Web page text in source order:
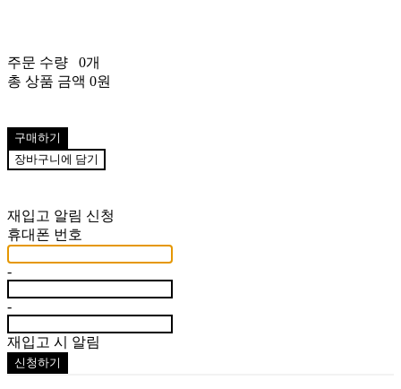
주문 수량
0개
총 상품 금액 0원
구매하기
장바구니에 담기
재입고 알림 신청
휴대폰 번호
-
-
재입고 시 알림
신청하기